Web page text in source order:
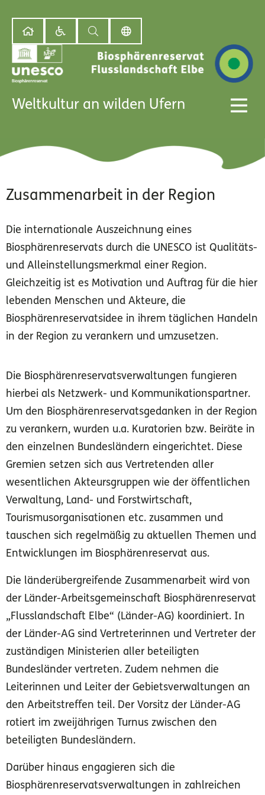
Weltkultur an wilden Ufern
Zusammenarbeit in der Region
Die internationale Auszeichnung eines
Biosphärenreservats durch die UNESCO ist Qualitäts-
und Alleinstellungsmerkmal einer Region.
Gleichzeitig ist es Motivation und Auftrag für die hier
lebenden Menschen und Akteure, die
Biosphärenreservatsidee in ihrem täglichen Handeln
in der Region zu verankern und umzusetzen.
Die Biosphärenreservatsverwaltungen fungieren
hierbei als Netzwerk- und Kommunikationspartner.
Um den Biosphärenreservatsgedanken in der Region
zu verankern, wurden u.a. Kuratorien bzw. Beiräte in
den einzelnen Bundesländern eingerichtet. Diese
Gremien setzen sich aus Vertretenden aller
wesentlichen Akteursgruppen wie der öffentlichen
Verwaltung, Land- und Forstwirtschaft,
Tourismusorganisationen etc. zusammen und
tauschen sich regelmäßig zu aktuellen Themen und
Entwicklungen im Biosphärenreservat aus.
Die länderübergreifende Zusammenarbeit wird von
der Länder-Arbeitsgemeinschaft Biosphärenreservat
„Flusslandschaft Elbe“ (Länder-AG) koordiniert. In
der Länder-AG sind Vertreterinnen und Vertreter der
zuständigen Ministerien aller beteiligten
Bundesländer vertreten. Zudem nehmen die
Leiterinnen und Leiter der Gebietsverwaltungen an
den Arbeitstreffen teil. Der Vorsitz der Länder-AG
rotiert im zweijährigen Turnus zwischen den
beteiligten Bundesländern.
Darüber hinaus engagieren sich die
Biosphärenreservatsverwaltungen in zahlreichen